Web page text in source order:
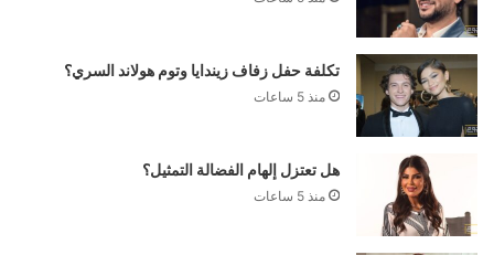
تكلفة حفل زفاف زيندايا وتوم هولاند السري؟
منذ 5 ساعات
هل تعتزل إلهام الفضالة التمثيل؟
منذ 5 ساعات